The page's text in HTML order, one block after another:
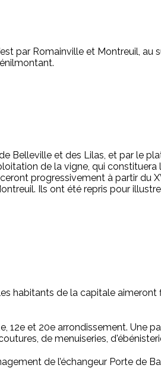
par Romainville et Montreuil, au
Belleville et des Lilas, et par le
de la vigne, qui
progressivement à partir du
Ils ont été repris pour
habitants de la capitale aimeront
12e et 20e arrondissement. Une
de menuiseries,
de l’échangeur Porte de